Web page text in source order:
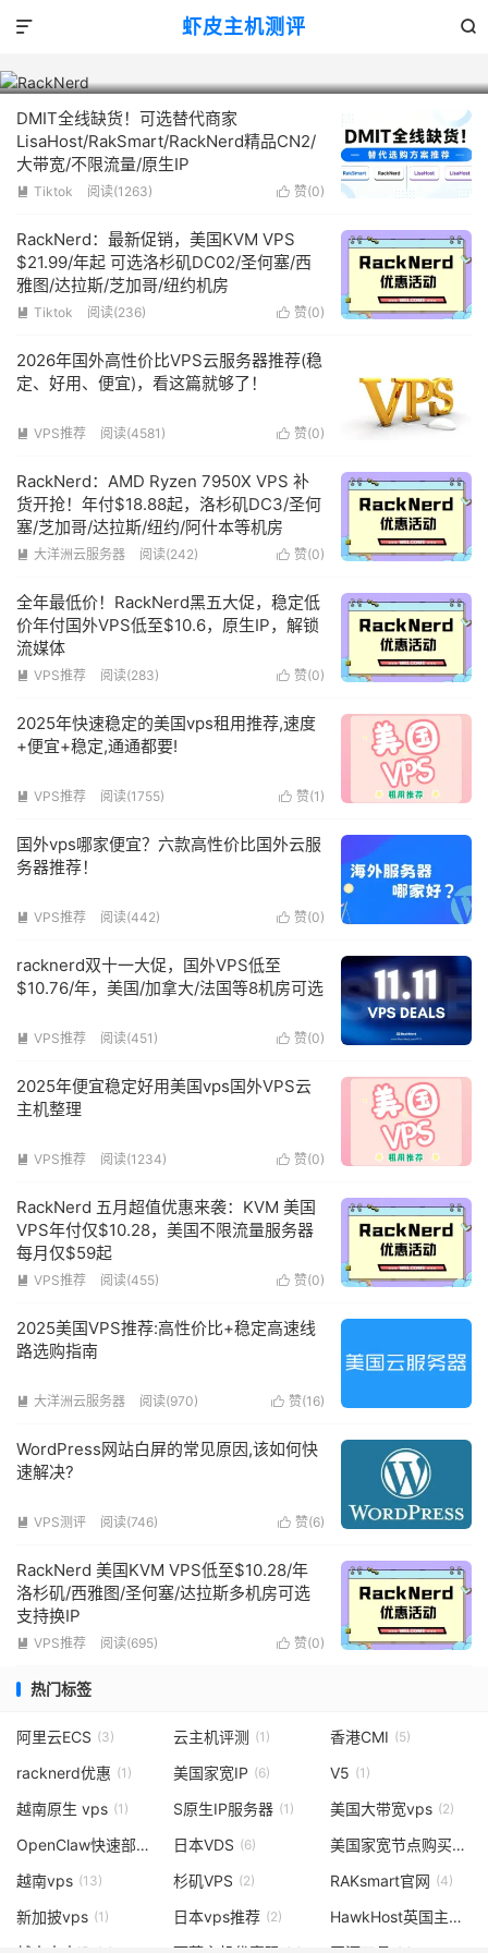
虾皮主机测评 


DMIT全线缺货！可选替代商家
LisaHost/RakSmart/RackNerd精品CN2/
大带宽/不限流量/原生IP
 赞(0)
 Tiktok 阅读(1263)
RackNerd：最新促销，美国KVM VPS
$21.99/年起 可选洛杉矶DC02/圣何塞/西
雅图/达拉斯/芝加哥/纽约机房
 赞(0)
 Tiktok 阅读(236)
2026年国外高性价比VPS云服务器推荐(稳
定、好用、便宜)，看这篇就够了！
 赞(0)
 VPS推荐 阅读(4581)
RackNerd：AMD Ryzen 7950X VPS 补
货开抢！年付$18.88起，洛杉矶DC3/圣何
塞/芝加哥/达拉斯/纽约/阿什本等机房
 赞(0)
 大洋洲云服务器 阅读(242)
全年最低价！RackNerd黑五大促，稳定低
价年付国外VPS低至$10.6，原生IP，解锁
流媒体
 赞(0)
 VPS推荐 阅读(283)
2025年快速稳定的美国vps租用推荐,速度
+便宜+稳定,通通都要!
 赞(1 )
 VPS推荐 阅读(1755)
国外vps哪家便宜？六款高性价比国外云服
务器推荐！
 赞(0)
 VPS推荐 阅读(442)
racknerd双十一大促，国外VPS低至
$10.76/年，美国/加拿大/法国等8机房可选
 赞(0)
 VPS推荐 阅读(451)
2025年便宜稳定好用美国vps国外VPS云
主机整理
 赞(0)
 VPS推荐 阅读(1234)
RackNerd 五月超值优惠来袭：KVM 美国
VPS年付仅$10.28，美国不限流量服务器
每月仅$59起
 赞(0)
 VPS推荐 阅读(455)
2025美国VPS推荐:高性价比+稳定高速线
路选购指南
 赞(16)
 大洋洲云服务器 阅读(970)
WordPress网站白屏的常见原因,该如何快
速解决?
 赞(6)
 VPS测评 阅读(746)
RackNerd 美国KVM VPS低至$10.28/年
洛杉矶/西雅图/圣何塞/达拉斯多机房可选
支持换IP
 赞(0)
 VPS推荐 阅读(695)
热门标签
阿里云ECS (3) 云主机评测 (1) 香港CMI (5)
racknerd优惠 (1) 美国家宽IP (6) V5 (1)
越南原生 vps (1) S原生IP服务器 (1) 美国大带宽vps (2)
OpenClaw快速部署 日本VDS (6) 美国家宽节点购买(3)
越南vps (13) 杉矶VPS (2) RAKsmart官网 (4)
新加披vps (1) 日本vps推荐 (2) HawkHost英国主机